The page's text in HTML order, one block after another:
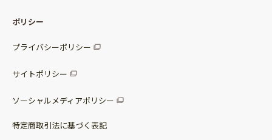
パッケージサラダ
惣菜サラダ
ポリシー
プライバシーポリシー
サイトポリシー
ソーシャルメディアポリシー
特定商取引法に基づく表記